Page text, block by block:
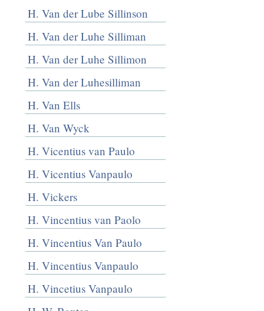
H. Van der Lube Sillinson
H. Van der Luhe Silliman
H. Van der Luhe Sillimon
H. Van der Luhesilliman
H. Van Ells
H. Van Wyck
H. Vicentius van Paulo
H. Vicentius Vanpaulo
H. Vickers
H. Vincentius van Paolo
H. Vincentius Van Paulo
H. Vincentius Vanpaulo
H. Vincetius Vanpaulo